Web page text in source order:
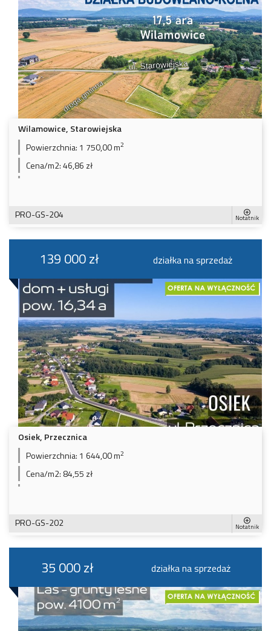
Wilamowice, Starowiejska
Powierzchnia: 1 750,00 m2
Cena/m2:46,86 zł
PRO-GS-204 Notatnik
139 000 zł działka na sprzedaż
Osiek, Przecznica
Powierzchnia: 1 644,00 m2
Cena/m2: 84,55 zł
PRO-GS-202 Notatnik
35 000 zł działka na sprzedaż